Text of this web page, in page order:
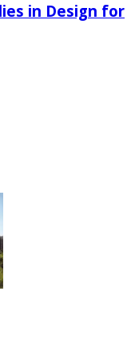
in Design for